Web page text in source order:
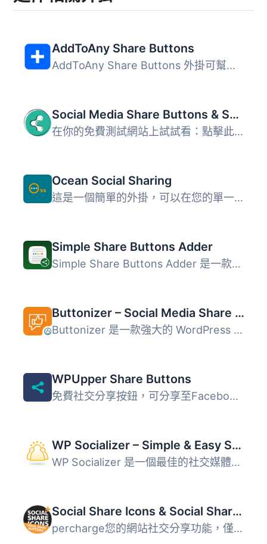
AddToAny Share Buttons
AddToAny Share Buttons 外掛可幫助使用者輕鬆分享網站內容至...
Social Media Share Buttons & Social Sharing Icons
在你的免費測試網站上試試看：點擊此處 => https://tastewp.c...
Ocean Social Sharing
這是一個簡單的外掛，可以在您的單一博客文章中添加社交分享...
Simple Share Buttons Adder
Simple Share Buttons Adder 是一款可以在所有文章和頁面中添...
Buttonizer – Social Media Share Buttons, Social Icons, & Social Feeds
Buttonizer 是一款強大的 WordPress 外掛，能夠創建浮動的社...
WPUpper Share Buttons
免費社交分享按鈕，可分享至Facebook、WhatsApp、Messenger、...
WP Socializer – Simple & Easy Social Media Share Icons
WP Socializer 是一個最佳的社交媒體分享外掛程式，能輕鬆地...
Social Share Icons & Social Share Buttons
percharge您的網站社交分享功能，僅需幾個點擊即可使用該外掛...